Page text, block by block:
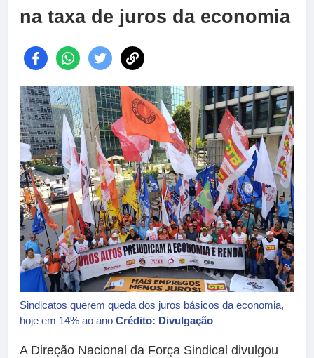
na taxa de juros da economia
Sindicatos querem queda dos juros básicos da economia,
hoje em 14% ao ano Crédito: Divulgação
A Direção Nacional da Força Sindical divulgou